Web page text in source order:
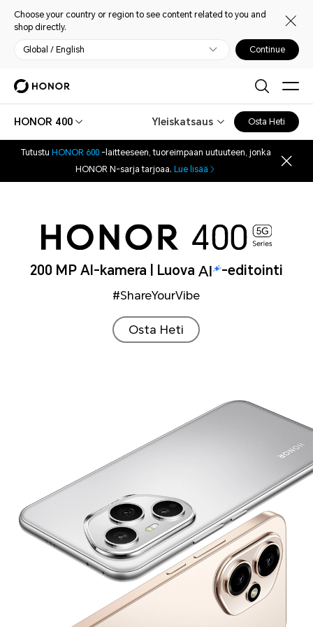
Choose your country or region to see content related to you and
shop directly.
Global / English Continue
HONOR 400 Yleiskatsaus Osta Heti
Tutustu HONOR 600 -laitteeseen, tuoreimpaan uutuuteen, jonka
HONOR N-sarja tarjoaa. Lue lisää
200 MP AI-kamera | Luova -editointi
#ShareYourVibe
Osta Heti